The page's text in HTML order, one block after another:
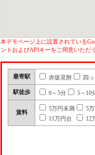
本デモページ上に設置されている
ントおよびAPIキーをご用意いただ
最寄駅 赤坂見附 四
駅徒歩 0～5分 5～10
賃料
5万円未満
5
11万円台
12